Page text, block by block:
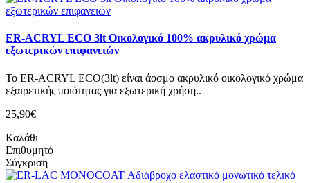
ER-ACRYL ECO 3lt Οικολογικό 100% ακρυλικό χρώμα
εξωτερικών επιφανειών
Το ER-ACRYL ECO(3lt) είναι άοσμο ακρυλικό οικολογικό χρώμα
εξαιρετικής ποιότητας για εξωτερική χρήση..
25,90€
Καλάθι
Επιθυμητό
Σύγκριση